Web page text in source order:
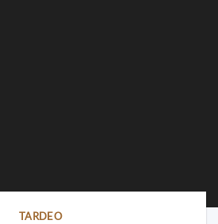
TARDEO